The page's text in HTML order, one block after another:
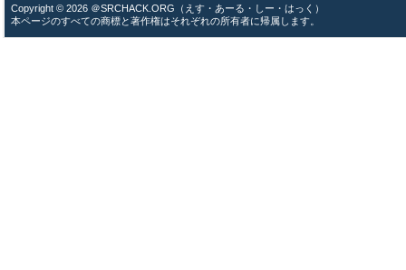
Copyright © 2026 ＠SRCHACK.ORG（えす・あーる・しー・はっく）
本ページのすべての商標と著作権はそれぞれの所有者に帰属します。